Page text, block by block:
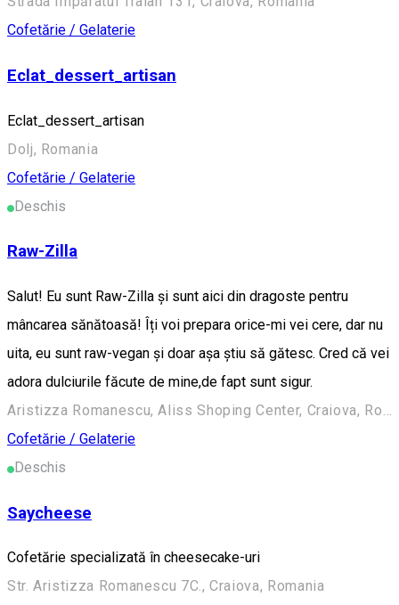
Cofetărie / Gelaterie
Eclat_dessert_artisan
Eclat_dessert_artisan
Dolj, Romania
Cofetărie / Gelaterie
Deschis
Raw-Zilla
Salut! Eu sunt Raw-Zilla și sunt aici din dragoste pentru
mâncarea sănătoasă! Îți voi prepara orice-mi vei cere, dar nu
uita, eu sunt raw-vegan și doar așa știu să gătesc. Cred că vei
adora dulciurile făcute de mine,de fapt sunt sigur.
Aristizza Romanescu, Aliss Shoping Center, Craiova, Romania, 200225
Cofetărie / Gelaterie
Deschis
Saycheese
Cofetărie specializată în cheesecake-uri
Str. Aristizza Romanescu 7C., Craiova, Romania